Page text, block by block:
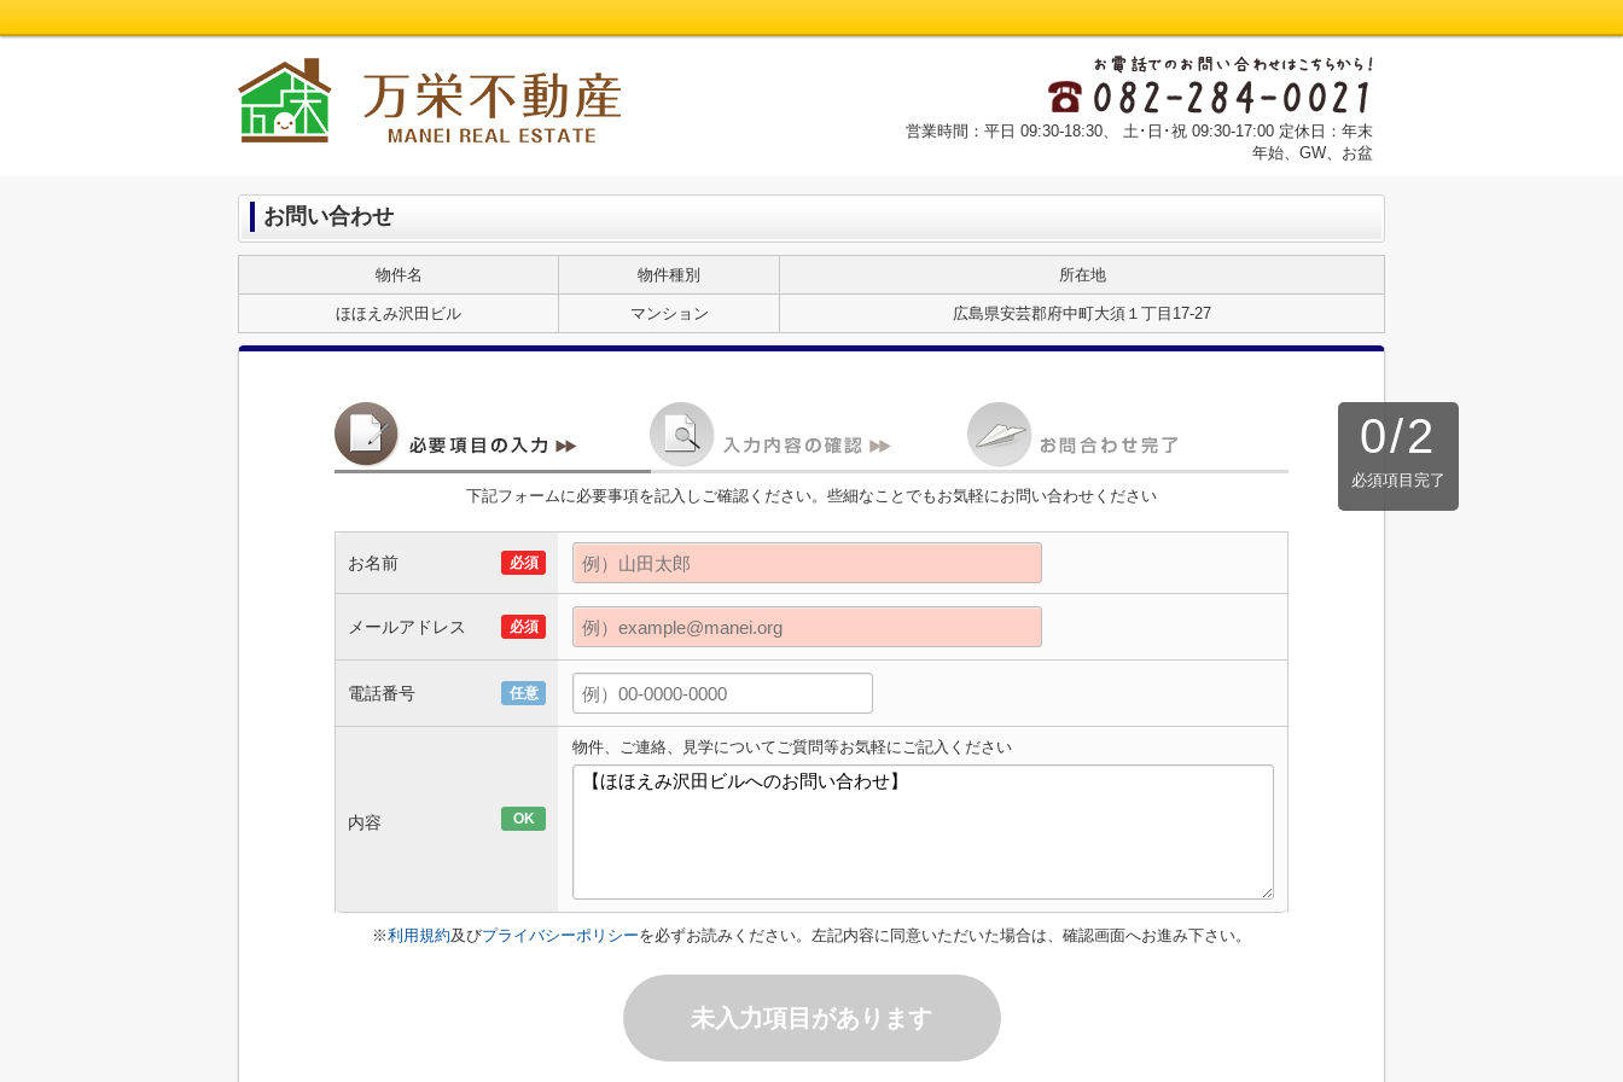
営業時間：平日 09:30-18:30、 土･日･祝 09:30-17:00 定休日：年末
年始、GW、お盆
お問い合わせ
物件名 物件種別 所在地
ほほえみ沢田ビル マンション 広島県安芸郡府中町大須１丁目17-27
0/2
必須項目完了
下記フォームに必要事項を記入しご確認ください。些細なことでもお気軽にお問い合わせください
お名前 必須
メールアドレス 必須
電話番号 任意
内容 OK
物件、ご連絡、見学についてご質問等お気軽にご記入ください
※利用規約及びプライバシーポリシーを必ずお読みください。左記内容に同意いただいた場合は、確認画面へお進み下さい。
未入力項目があります